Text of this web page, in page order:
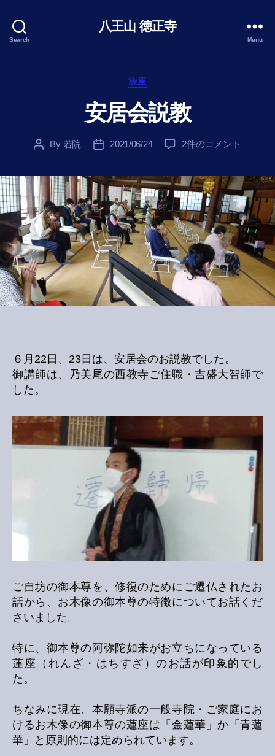
Search
八王山 徳正寺
Menu
Categories
法座
安居会説教
PostBy 若院
Post2021/06/24
安
説
教
へ
の
2件のコメント
６月22日、23日は、安居会のお説教でした。
御講師は、乃美尾の西教寺ご住職・吉盛大智師で
した。
ご自坊の御本尊を、修復のためにご遷仏されたお
話から、お木像の御本尊の特徴についてお話くだ
さいました。
特に、御本尊の阿弥陀如来がお立ちになっている
蓮座（れんざ・はちすざ）のお話が印象的でし
た。
ちなみに現在、本願寺派の一般寺院・ご家庭にお
けるお木像の御本尊の蓮座は「金蓮華」か「青蓮
華」と原則的には定められています。